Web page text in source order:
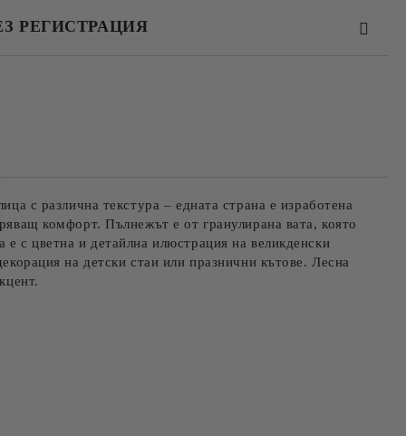
РЕГИСТРАЦИЯ
за лични данни
с различна текстура – едната страна е изработена
комфорт. Пълнежът е от гранулирана вата, която
с цветна и детайлна илюстрация на великденски
на детски стаи или празнични кътове. Лесна